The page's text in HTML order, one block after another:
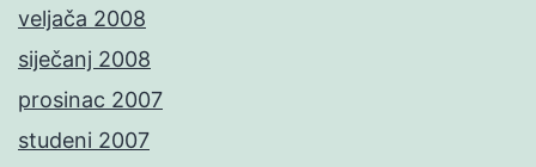
veljača 2008
siječanj 2008
prosinac 2007
studeni 2007